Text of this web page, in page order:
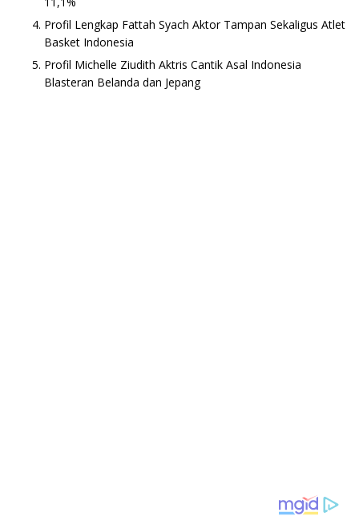
Profil Lengkap Fattah Syach Aktor Tampan Sekaligus Atlet
Basket Indonesia
Profil Michelle Ziudith Aktris Cantik Asal Indonesia
Blasteran Belanda dan Jepang